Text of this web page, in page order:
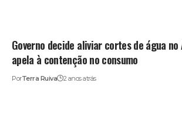
Governo decide aliviar cortes de água no
apela à contenção no consumo
PorTerra Ruiva 2 anos atrás